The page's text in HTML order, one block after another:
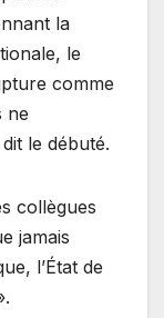
la
le
comme
ne
le débuté.
collègues
jamais
l’État de